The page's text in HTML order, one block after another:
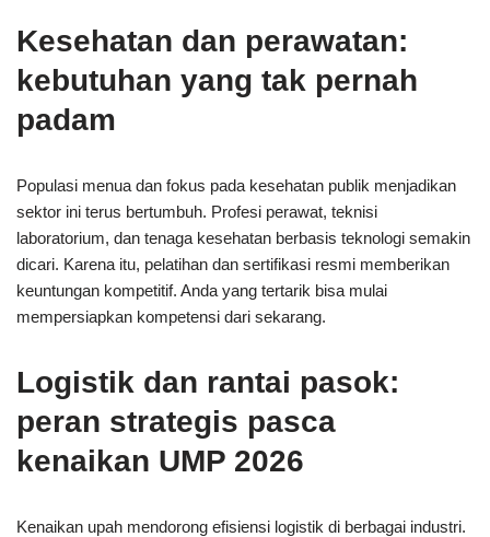
Kesehatan dan perawatan:
kebutuhan yang tak pernah
padam
Populasi menua dan fokus pada kesehatan publik menjadikan
sektor ini terus bertumbuh. Profesi perawat, teknisi
laboratorium, dan tenaga kesehatan berbasis teknologi semakin
dicari. Karena itu, pelatihan dan sertifikasi resmi memberikan
keuntungan kompetitif. Anda yang tertarik bisa mulai
mempersiapkan kompetensi dari sekarang.
Logistik dan rantai pasok:
peran strategis pasca
kenaikan UMP 2026
Kenaikan upah mendorong efisiensi logistik di berbagai industri.